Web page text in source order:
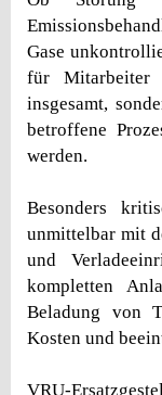
Gase
für Mitarbeiter
insgesamt,
betroffene
werden.
Besonders
unmittelbar mit
und
kompletten
Beladung von
Kosten und
VRU-